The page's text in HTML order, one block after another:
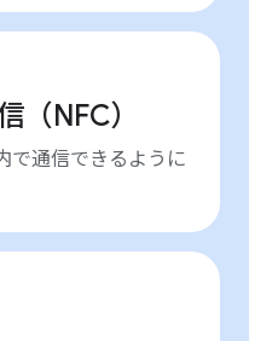
（NFC）
で通信できるように